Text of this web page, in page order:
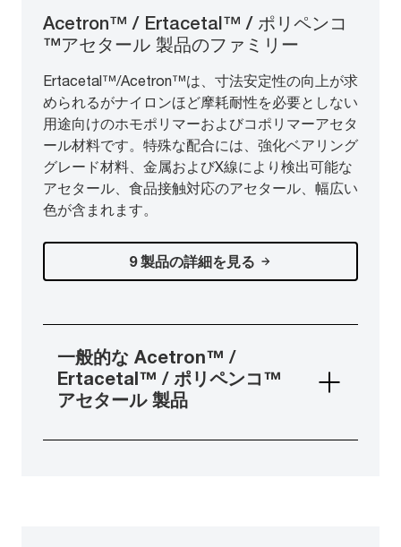
Acetron™ / Ertacetal™ / ポリペンコ
™アセタール 製品のファミリー
Ertacetal™/Acetron™は、寸法安定性の向上が求
められるがナイロンほど摩耗耐性を必要としない
用途向けのホモポリマーおよびコポリマーアセタ
ール材料です。特殊な配合には、強化ベアリング
グレード材料、金属およびX線により検出可能な
アセタール、食品接触対応のアセタール、幅広い
色が含まれます。
9 製品の詳細を見る
一般的な Acetron™ /
Ertacetal™ / ポリペンコ™
アセタール 製品